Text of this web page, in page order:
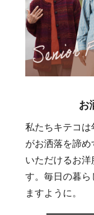
お
私たちキテコ
がお洒落を諦
いただけるお洋
す。毎日の暮
ますように。